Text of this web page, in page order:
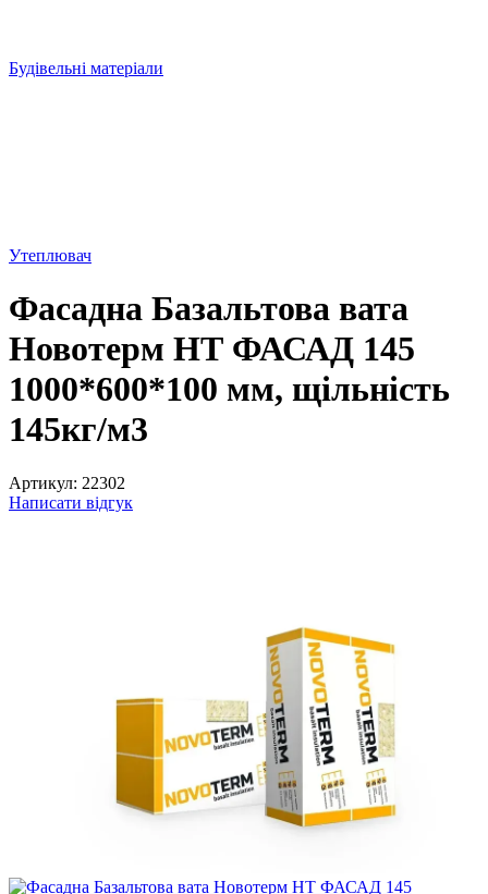
Будівельні матеріали
Утеплювач
Фасадна Базальтова вата
Новотерм НТ ФАСАД 145
1000*600*100 мм, щільність
145кг/м3
Артикул: 22302
Написати відгук